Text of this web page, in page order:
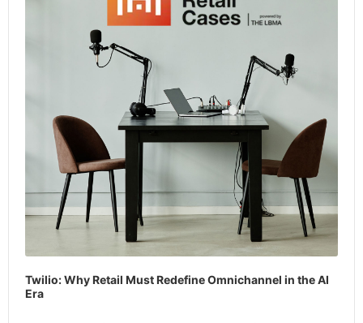
Twilio: Why Retail Must Redefine Omnichannel in the AI
Era